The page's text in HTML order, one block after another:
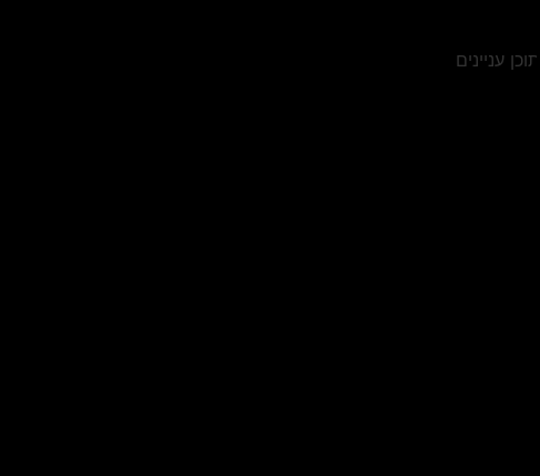
עניינים